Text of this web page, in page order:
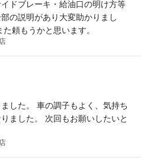
ドブレーキ・給油口の明け方等
の説明があり大変助かりまし
頼もうかと思います。
よく、気持ち
お願いしたいと